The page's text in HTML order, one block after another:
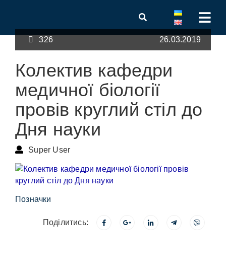
326 26.03.2019
Колектив кафедри
медичної біології
провів круглий стіл до
Дня науки
Super User
Позначки
Поділитись: